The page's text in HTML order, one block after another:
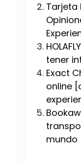
Tarjeta
tener
Exact
online
mundo